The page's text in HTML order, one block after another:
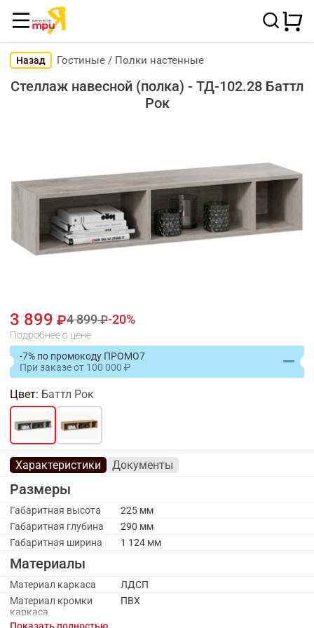
Назад Гостиные / Полки настенные
Стеллаж навесной (полка) - ТД-102.28 Баттл
Рок
3 899 4 899 20
Подробнее о цене
-7% по промокоду ПРОМО7
При заказеот 100 000
Цвет: Баттл Рок
Характеристики Документы
Размеры
Габаритная высота
225 мм
Габаритная глубина
290 мм
Габаритная ширина
1 124 мм
Материалы
Материал каркаса
ЛДСП
Материал кромки
каркаса
ПВХ